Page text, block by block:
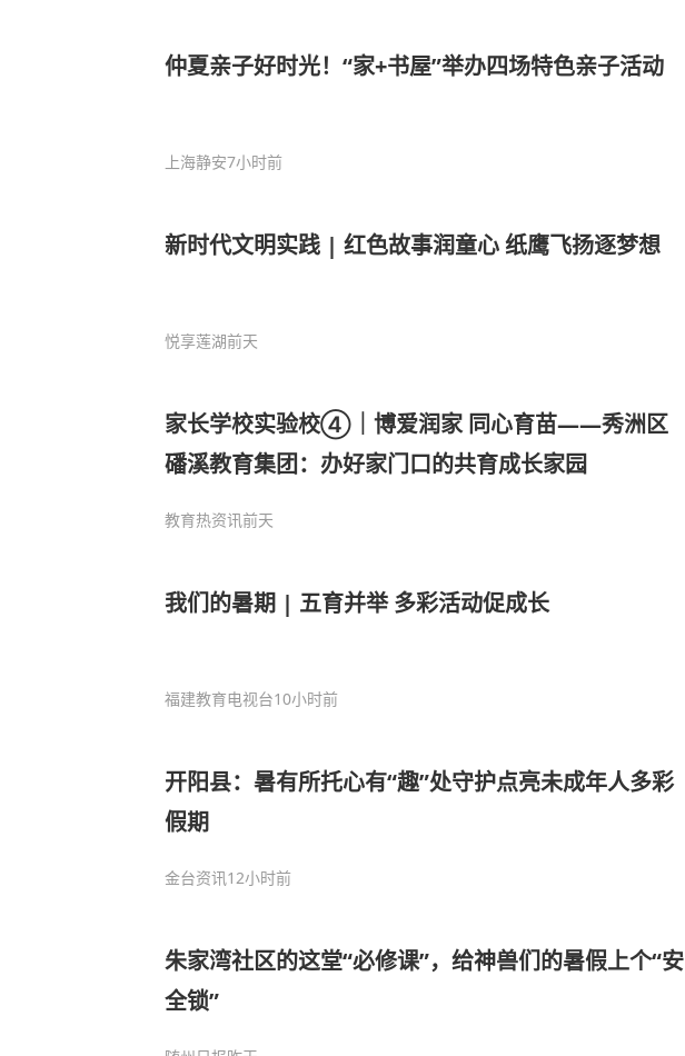
仲夏亲子好时光！“家+书屋”举办四场特色亲子活动
上海静安7小时前
新时代文明实践 | 红色故事润童心 纸鹰飞扬逐梦想
悦享莲湖前天
家长学校实验校④｜博爱润家 同心育苗——秀洲区
磻溪教育集团：办好家门口的共育成长家园
教育热资讯前天
我们的暑期 | 五育并举 多彩活动促成长
福建教育电视台10小时前
开阳县：暑有所托心有“趣”处守护点亮未成年人多彩
假期
金台资讯12小时前
朱家湾社区的这堂“必修课”，给神兽们的暑假上个“安
全锁”